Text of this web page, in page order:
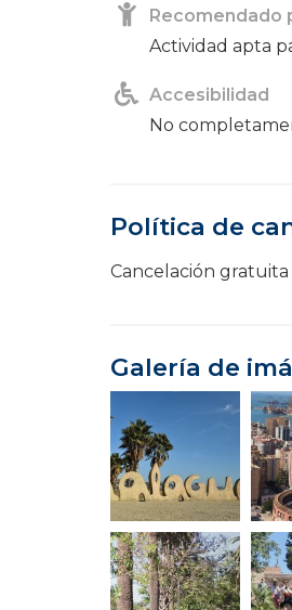
Recomendado
Actividad apta
Accesibilidad
No
Política de
Cancelación
Galería de